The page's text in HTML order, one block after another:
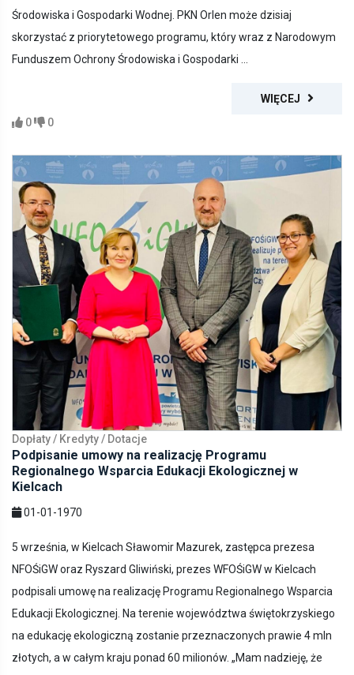
Środowiska i Gospodarki Wodnej. PKN Orlen może dzisiaj
skorzystać z priorytetowego programu, który wraz z Narodowym
Funduszem Ochrony Środowiska i Gospodarki ...
WIĘCEJ
0
0
Dopłaty / Kredyty / Dotacje
Podpisanie umowy na realizację Programu
Regionalnego Wsparcia Edukacji Ekologicznej w
Kielcach
01-01-1970
5 września, w Kielcach Sławomir Mazurek, zastępca prezesa
NFOŚiGW oraz Ryszard Gliwiński, prezes WFOŚiGW w Kielcach
podpisali umowę na realizację Programu Regionalnego Wsparcia
Edukacji Ekologicznej. Na terenie województwa świętokrzyskiego
na edukację ekologiczną zostanie przeznaczonych prawie 4 mln
złotych, a w całym kraju ponad 60 milionów. „Mam nadzieję, że